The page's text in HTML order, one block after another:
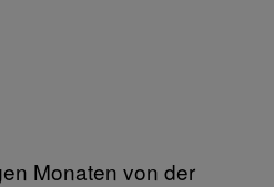
Monaten von der